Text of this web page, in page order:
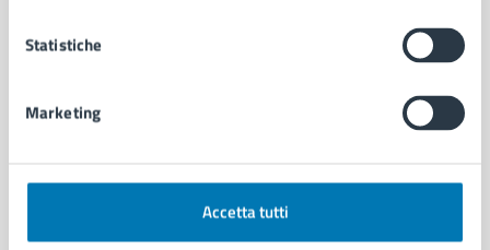
Statistiche
Marketing
Accetta tutti
Intranet, posta aziendale e protocollo
CATEGORIE DI SERVIZIO